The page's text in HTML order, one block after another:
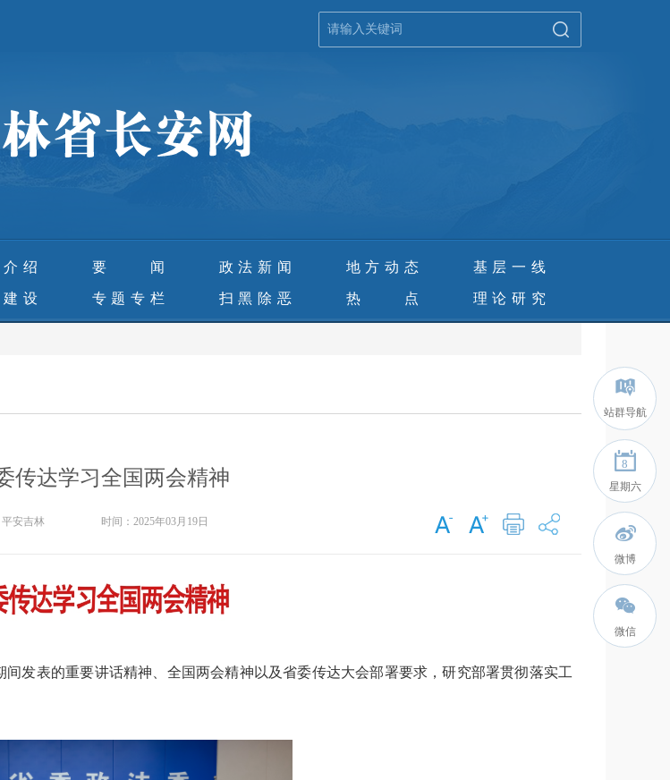
绍 要 闻 政法新闻 地方动态 基层一线
设 专题专栏 扫黑除恶 热 点 理论研究
传达学习全国两会精神
平安吉林 时间： 2025年03月19日
发表的重要讲话精神、全国两会精神以及省委传达大会部署要求，研究部署贯彻落实工
站群导航
8
星期六
微博
微信